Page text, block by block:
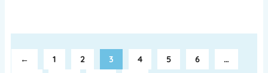
← 1 2 3 4 5 6
…